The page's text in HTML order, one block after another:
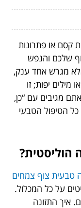
קסם או פתרונות
שלכם והנפש
מגרש אחד ענק,
יפות; זו
מגיבים עם “כן,
הטיפול הטבעי
הוליסטית?
טבעית צוף צמחים
על כל המכלול.
איך התזונה